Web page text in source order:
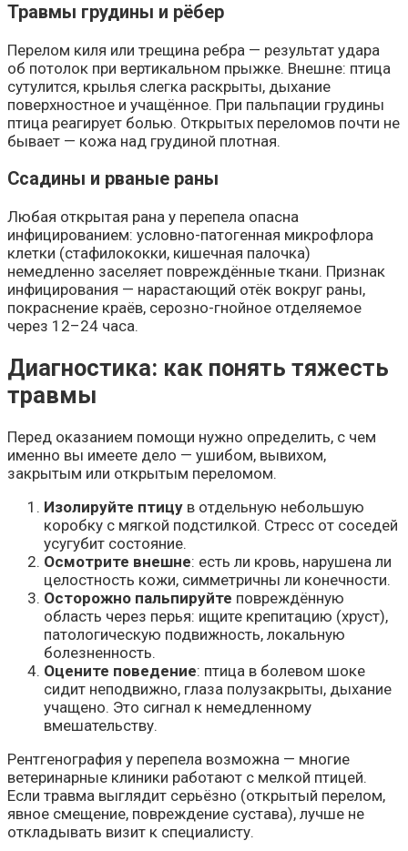
Травмы грудины и рёбер
Перелом киля или трещина ребра — результат удара
об потолок при вертикальном прыжке. Внешне: птица
сутулится, крылья слегка раскрыты, дыхание
поверхностное и учащённое. При пальпации грудины
птица реагирует болью. Открытых переломов почти не
бывает — кожа над грудиной плотная.
Ссадины и рваные раны
Любая открытая рана у перепела опасна
инфицированием: условно-патогенная микрофлора
клетки (стафилококки, кишечная палочка)
немедленно заселяет повреждённые ткани. Признак
инфицирования — нарастающий отёк вокруг раны,
покраснение краёв, серозно-гнойное отделяемое
через 12–24 часа.
Диагностика: как понять тяжесть
травмы
Перед оказанием помощи нужно определить, с чем
именно вы имеете дело — ушибом, вывихом,
закрытым или открытым переломом.
Изолируйте птицу в отдельную небольшую
коробку с мягкой подстилкой. Стресс от соседей
усугубит состояние.
Осмотрите внешне: есть ли кровь, нарушена ли
целостность кожи, симметричны ли конечности.
Осторожно пальпируйте повреждённую
область через перья: ищите крепитацию (хруст),
патологическую подвижность, локальную
болезненность.
Оцените поведение: птица в болевом шоке
сидит неподвижно, глаза полузакрыты, дыхание
учащено. Это сигнал к немедленному
вмешательству.
Рентгенография у перепела возможна — многие
ветеринарные клиники работают с мелкой птицей.
Если травма выглядит серьёзно (открытый перелом,
явное смещение, повреждение сустава), лучше не
откладывать визит к специалисту.